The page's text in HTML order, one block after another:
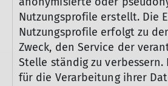
Nutzungsprofile erstellt. Die
Nutzungsprofile erfolgt zu
Zweck, den Service der
Stelle ständig zu verbessern.
für die Verarbeitung ihrer